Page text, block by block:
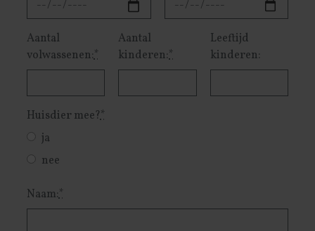
Aantal
volwassenen:*
Aantal
kinderen:*
Leeftijd
kinderen:
Huisdier mee?*
ja
nee
Naam:*